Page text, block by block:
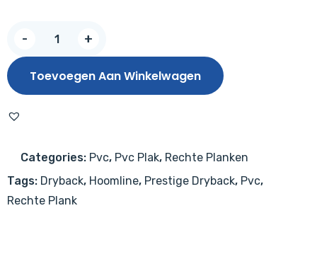
-
Dryback
plank
Cannes
+
Toevoegen Aan Winkelwagen
Categories: Pvc, Pvc Plak, Rechte Planken
Tags: Dryback, Hoomline, Prestige Dryback, Pvc,
Rechte Plank